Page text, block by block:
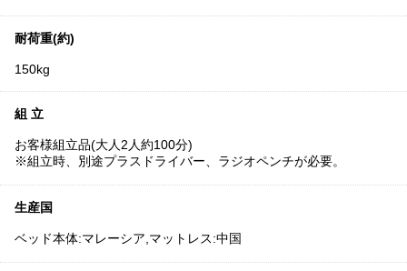
耐荷重(約)
150kg
組 立
お客様組立品(大人2人約100分)
※組立時、別途プラスドライバー、ラジオペンチが必要。
生産国
ベッド本体:マレーシア,マットレス:中国